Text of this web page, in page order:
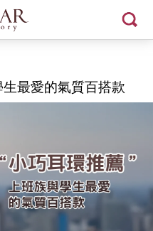
最愛的氣質百搭款